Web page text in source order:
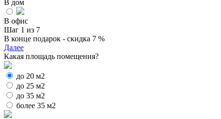
В дом
В офис
Шаг 1 из 7
В конце подарок - скидка 7 %
Далее
Какая площадь помещения?
до 20 м2
до 25 м2
до 35 м2
более 35 м2